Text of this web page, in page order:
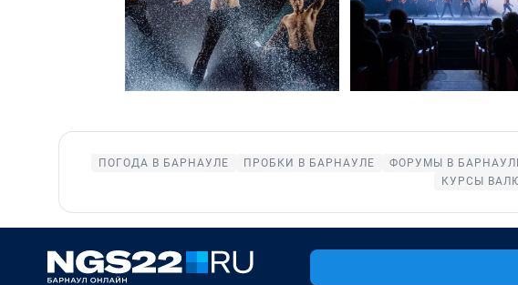
ПОГОДА В БАРНАУЛЕ ПРОБКИ В БАРНАУЛЕ ФОРУМЫ В
КУРСЫ